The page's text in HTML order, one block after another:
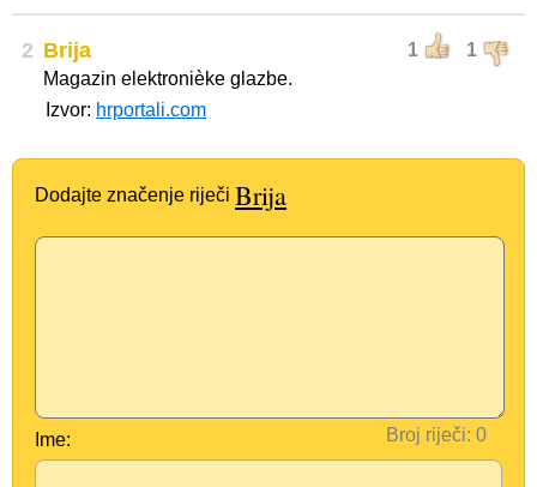
2 1 1
Brija
Magazin elektronièke glazbe.
Izvor: hrportali.com
Dodajte značenje riječi Brija
Broj riječi:
Ime: